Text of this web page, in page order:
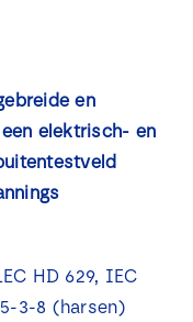
en
elektrisch- en
HD 629, IEC
3-8 (harsen)